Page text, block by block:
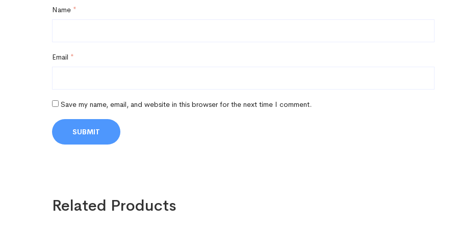
Name *
Email *
Save my name, email, and website in this browser for the next time I comment.
Related Products